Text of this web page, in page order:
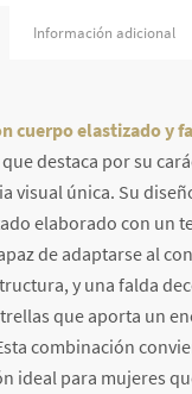
Información adicional
cuerpo elastizado y
destaca por su
visual única. Su
elaborado con un
de adaptarse al
y una falda
que aporta un
combinación
ideal para mujeres